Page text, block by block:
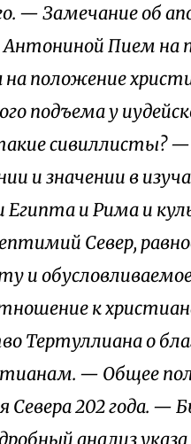
— Замечание об
Пием на
на положение
подъема у
сивиллисты? —
и значении в
Египта и Рима и
Север,
и
к
Тертуллиана о
— Общее
202 года. —
анализ